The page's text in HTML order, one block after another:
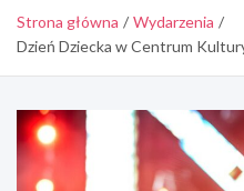
Strona główna
Wydarzenia
Dzień Dziecka w Centrum